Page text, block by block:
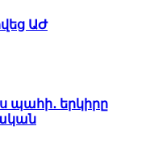
ԱԺ
պահի․ երկիրը